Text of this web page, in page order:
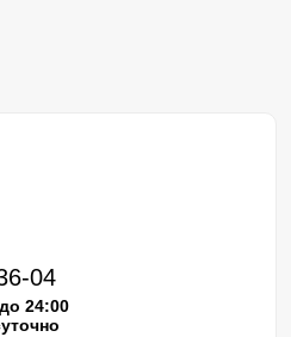
04
24:00